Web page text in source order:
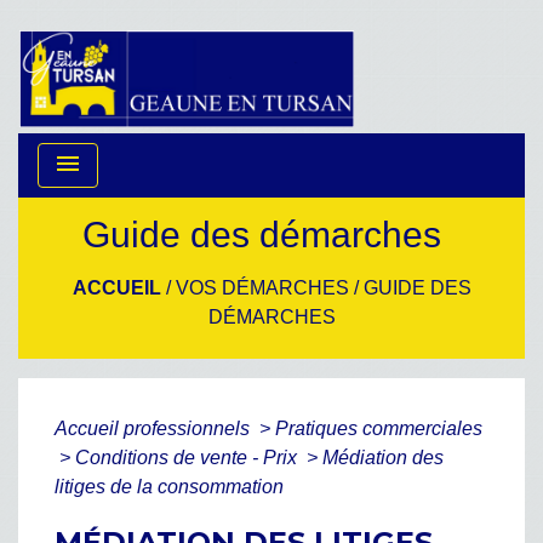
menu
Guide des démarches
ACCUEIL/VOS DÉMARCHES /GUIDE DES
DÉMARCHES
Accueil professionnels > Pratiques commerciales
> Conditions de vente - Prix > Médiation des
litiges de la consommation